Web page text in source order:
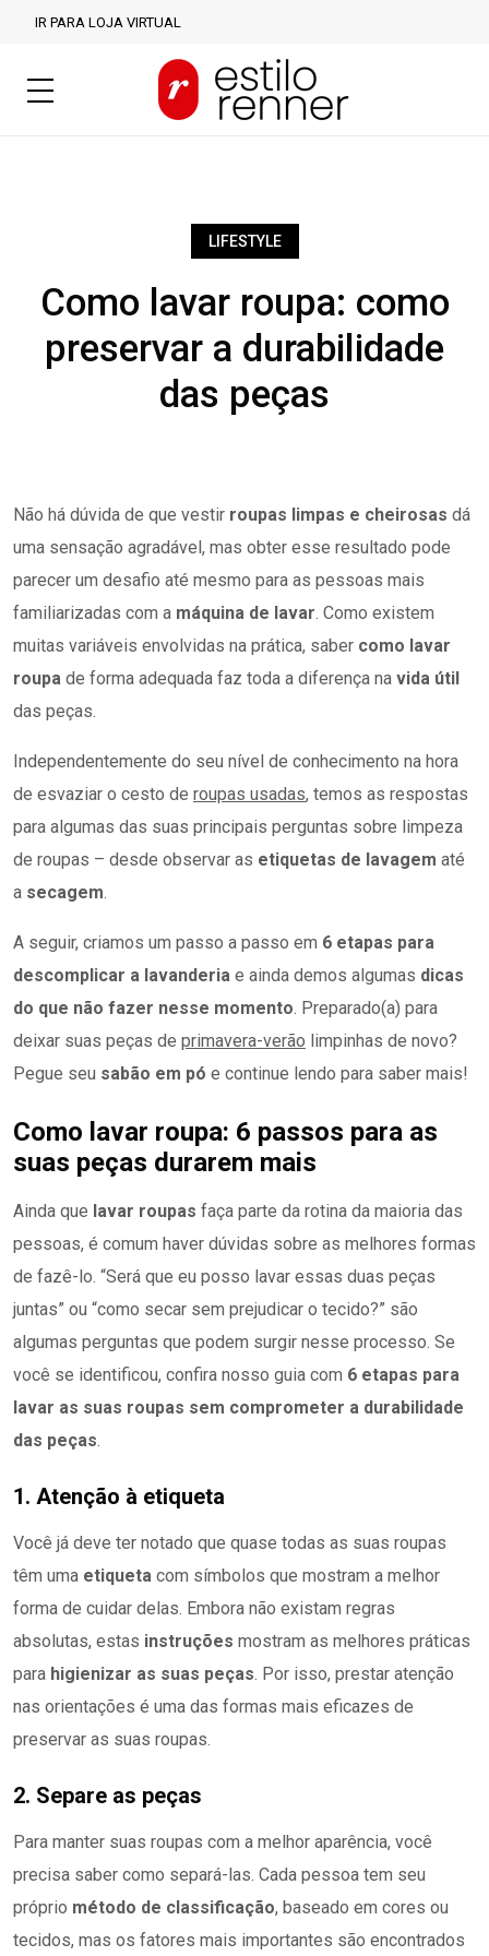
IR PARA LOJA VIRTUAL
LIFESTYLE
Como lavar roupa: como
preservar a durabilidade
das peças
Não há dúvida de que vestir roupas limpas e cheirosas dá
uma sensação agradável, mas obter esse resultado pode
parecer um desafio até mesmo para as pessoas mais
familiarizadas com a máquina de lavar. Como existem
muitas variáveis envolvidas na prática, saber como lavar
roupa de forma adequada faz toda a diferença na vida útil
das peças.
Independentemente do seu nível de conhecimento na hora
de esvaziar o cesto de roupas usadas, temos as respostas
para algumas das suas principais perguntas sobre limpeza
de roupas – desde observar as etiquetas de lavagem até
a secagem.
A seguir, criamos um passo a passo em 6 etapas para
descomplicar a lavanderia e ainda demos algumas dicas
do que não fazer nesse momento. Preparado(a) para
deixar suas peças de primavera-verão limpinhas de novo?
Pegue seu sabão em pó e continue lendo para saber mais!
Como lavar roupa: 6 passos para as
suas peças durarem mais
Ainda que lavar roupas faça parte da rotina da maioria das
pessoas, é comum haver dúvidas sobre as melhores formas
de fazê-lo. “Será que eu posso lavar essas duas peças
juntas” ou “como secar sem prejudicar o tecido?” são
algumas perguntas que podem surgir nesse processo. Se
você se identificou, confira nosso guia com 6 etapas para
lavar as suas roupas sem comprometer a durabilidade
das peças.
1. Atenção à etiqueta
Você já deve ter notado que quase todas as suas roupas
têm uma etiqueta com símbolos que mostram a melhor
forma de cuidar delas. Embora não existam regras
absolutas, estas instruções mostram as melhores práticas
para higienizar as suas peças. Por isso, prestar atenção
nas orientações é uma das formas mais eficazes de
preservar as suas roupas.
2. Separe as peças
Para manter suas roupas com a melhor aparência, você
precisa saber como separá-las. Cada pessoa tem seu
próprio método de classificação, baseado em cores ou
tecidos, mas os fatores mais importantes são encontrados